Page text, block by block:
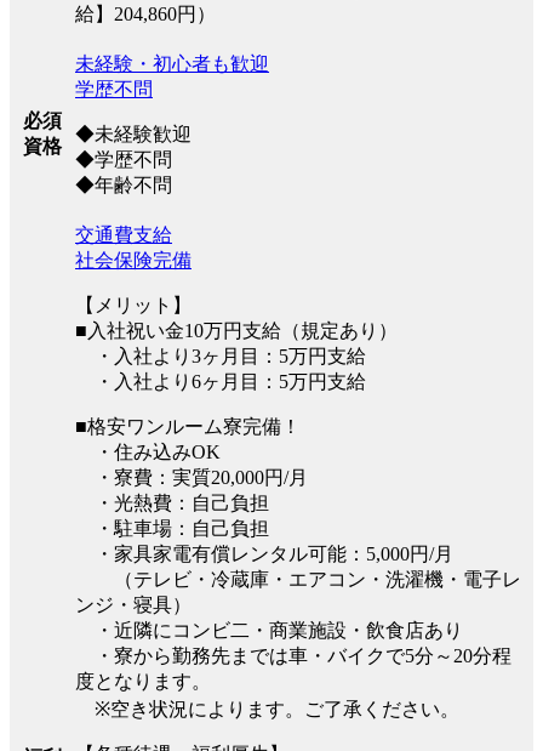
給】204,860円）
必須
資格
未経験・初心者も歓迎
学歴不問
◆未経験歓迎
◆学歴不問
◆年齢不問
交通費支給
社会保険完備
【メリット】
■入社祝い金10万円支給（規定あり）
・入社より3ヶ月目：5万円支給
・入社より6ヶ月目：5万円支給
■格安ワンルーム寮完備！
・住み込みOK
・寮費：実質20,000円/月
・光熱費：自己負担
・駐車場：自己負担
・家具家電有償レンタル可能：5,000円/月
（テレビ・冷蔵庫・エアコン・洗濯機・電子レ
ンジ・寝具）
・近隣にコンビ二・商業施設・飲食店あり
・寮から勤務先までは車・バイクで5分～20分程
度となります。
※空き状況によります。ご了承ください。